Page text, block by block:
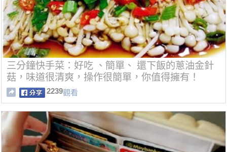
三分鐘快手菜：好吃 、簡單、 還下飯的蔥油金針
菇，味道很清爽，操作很簡單，你值得擁有！
2239觀看